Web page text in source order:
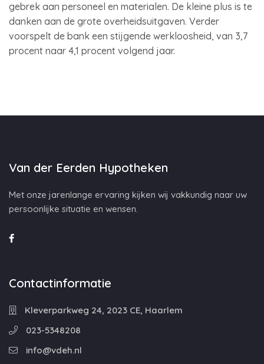
gebrek aan personeel en materialen. De kleine plus is te
danken aan de grote overheidsuitgaven. Verder
voorspelt de bank een stijgende werkloosheid, van 3,7
procent naar 4,1 procent volgend jaar.
Van der Eerden Hypotheken
Met onze jarenlange ervaring kijken wij vakkundig naar uw
persoonlijke situatie en wensen.
Contactinformatie
Kleverparkweg 24, 2023 CE, Haarlem
023-5348208
info@vdeh.nl